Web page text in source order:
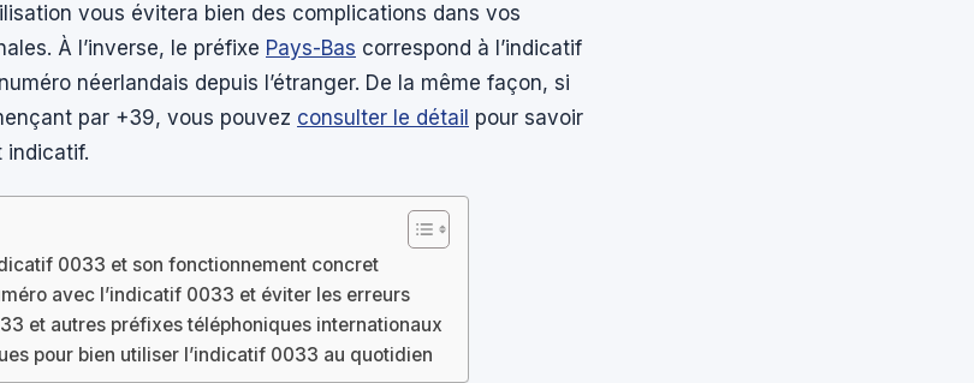
vous évitera bien des complications dans vos
À l’inverse, le préfixe Pays-Bas correspond à l’indicatif
néerlandais depuis l’étranger. De la même façon, si
par +39, vous pouvez consulter le détail pour savoir
indicatif.
0033 et son fonctionnement concret
avec l’indicatif 0033 et éviter les erreurs
et autres préfixes téléphoniques internationaux
pour bien utiliser l’indicatif 0033 au quotidien